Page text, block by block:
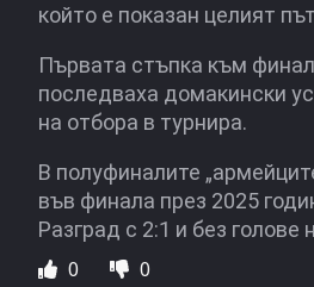
който е показан целият
Първата стъпка към
последваха домакински
на отбора в турнира.
В полуфиналите
във финала през 2025
Разград с 2:1 и без
0 0